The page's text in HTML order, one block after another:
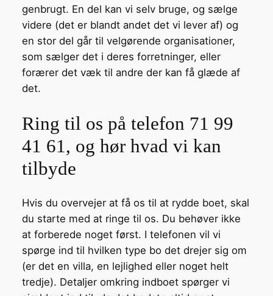
genbrugt. En del kan vi selv bruge, og sælge
videre (det er blandt andet det vi lever af) og
en stor del går til velgørende organisationer,
som sælger det i deres forretninger, eller
forærer det væk til andre der kan få glæde af
det.
Ring til os på telefon 71 99
41 61, og hør hvad vi kan
tilbyde
Hvis du overvejer at få os til at rydde boet, skal
du starte med at ringe til os. Du behøver ikke
at forberede noget først. I telefonen vil vi
spørge ind til hvilken type bo det drejer sig om
(er det en villa, en lejlighed eller noget helt
tredje). Detaljer omkring indboet spørger vi